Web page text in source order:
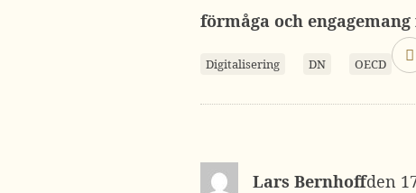
förmåga och
Digitalisering DN OECD
Lars Bernhoff